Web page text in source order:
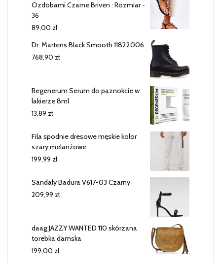
Ozdobami Czarne Briven : Rozmiar -
36
89,00 zł
Dr. Martens Black Smooth 11822006
768,90 zł
Regenerum Serum do paznokcie w
lakierze 8ml
13,89 zł
Fila spodnie dresowe męskie kolor
szary melanżowe
199,99 zł
Sandały Badura V617-03 Czarny
209,99 zł
daag JAZZY WANTED 110 skórzana
torebka damska
199,00 zł